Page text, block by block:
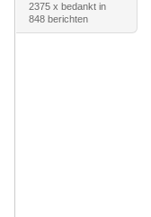
2375 x bedankt in
848 berichten